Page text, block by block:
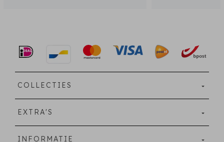
COLLECTIES
EXTRA'S
INFORMATIE